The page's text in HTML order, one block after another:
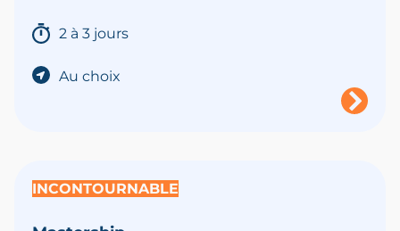
2 à 3 jours
Au choix
INCONTOURNABLE